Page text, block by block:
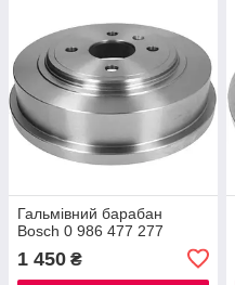
Гальмівний барабан
Bosch 0 986 477 277
1 450 ₴